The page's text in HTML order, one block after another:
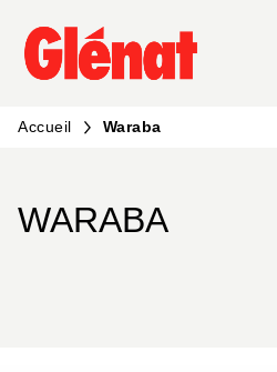
MENU RECHERCHE
PIED DE PAGE
Accueil Waraba
WARABA